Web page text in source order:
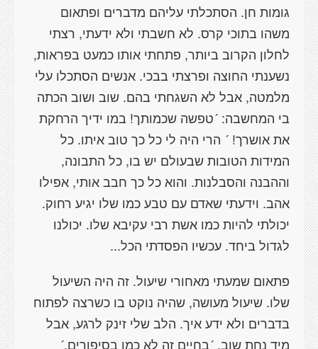
גומות חן. הסתכלתי עליהם מדברים ופתאום
משהו בתוכי קרס. לא חשבתי ולא ידעתי, רצתי
לחלון הקרוב ביותר, פתחתי אותו כמעט בפראות,
נשענתי החוצה ופרצתי בבכי. אנשים הסתכלו עלי
מלמטה, אבל לא השגחתי בהם. שוב ושוב הכתה
בי המחשבה: ´טפשה שכמותך! במו ידיך הרחקת
את אושרך! ´ הרי היה לי כל כך טוב איתו. כל
המידות הטובות שבעולם יש בו, כל התבונה,
וההבנה והסבלנות. והוא כל כך חבב אותי, אפילו
אהב. וידעתי שאדם עם טבע כמו שלו יגיע רחוק.
יכולתי להיות כמו אשת רבי עקיבא שלו. יכולנו
לגדול ביחד. עכשיו הפסדתי הכל...
פתאום שמעתי מאחורי שיעול. זה היה השיעול
שלו. שיעול מעושה, שהיה נוקט בו כשרצה לפתוח
בדברים ולא ידע איך. הלב שלי זינק לרגע, אבל
מיד נחת שוב. ´בחיים זה לא כמו בסיפורים,´